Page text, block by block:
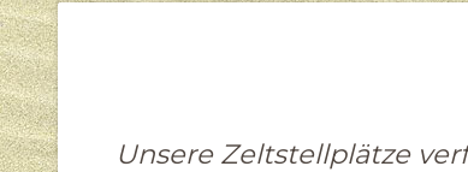
Unsere Zeltstellplätze